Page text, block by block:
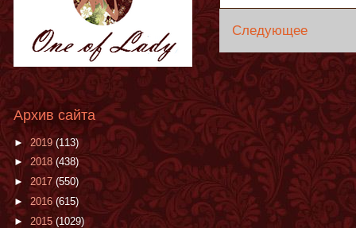
Следующее
Архив сайта
► 2019 (113)
►2018 (438)
► 2017 (550)
► 2016(615)
► 2015 (1029)